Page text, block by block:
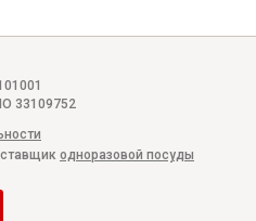
33109752
одноразовой посуды